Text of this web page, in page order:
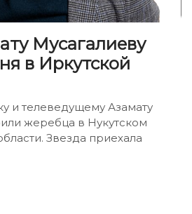
Мусагалиеву
в Иркутской
и телеведущему Азамату
жеребца в Нукутском
Звезда приехала